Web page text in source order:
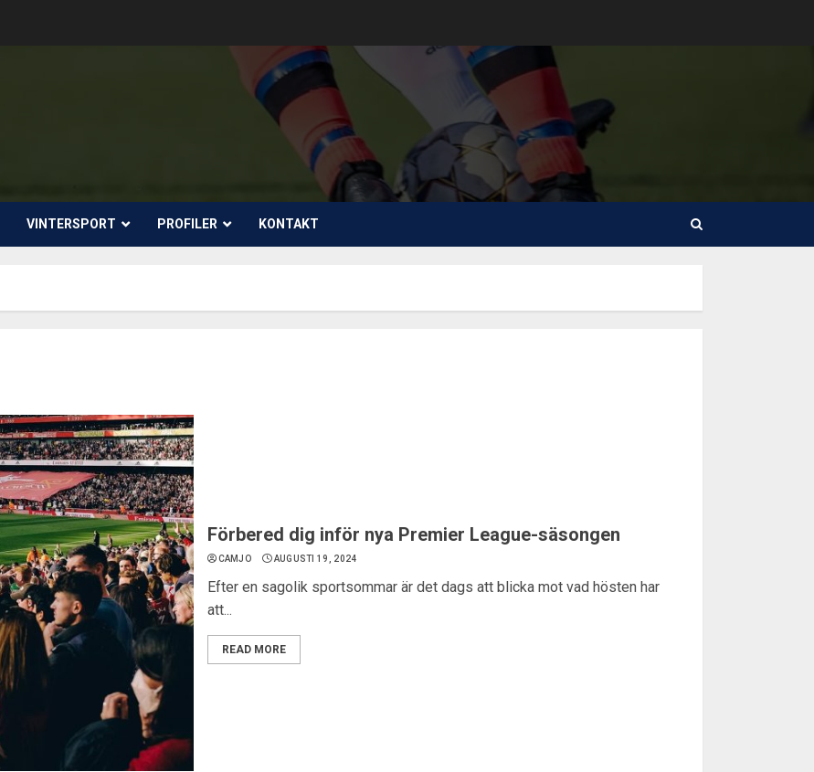
VINTERSPORT PROFILER KONTAKT
Förbered dig inför nya Premier League-säsongen
CAMJO AUGUSTI 19, 2024
Efter en sagolik sportsommar är det dags att blicka mot vad hösten har
att...
READ MORE